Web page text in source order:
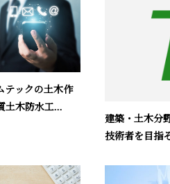
テックの土木作
土木防水工...
建築・土木分
技術者を目指